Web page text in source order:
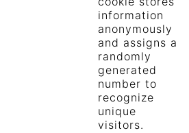
information
anonymously
and assigns a
randomly
generated
number to
recognize
unique
visitors.